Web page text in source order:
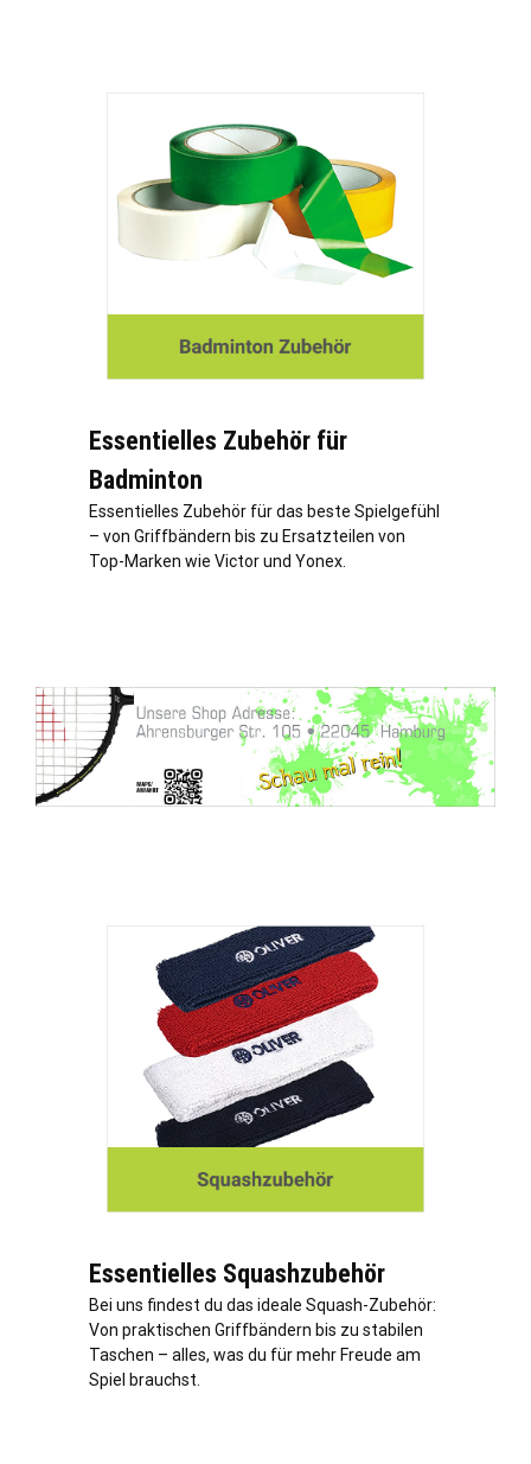
Essentielles Zubehör für
Badminton
Essentielles Zubehör für das beste Spielgefühl
– von Griffbändern bis zu Ersatzteilen von
Top-Marken wie Victor und Yonex.
Essentielles Squashzubehör
Bei uns findest du das ideale Squash-Zubehör:
Von praktischen Griffbändern bis zu stabilen
Taschen – alles, was du für mehr Freude am
Spiel brauchst.